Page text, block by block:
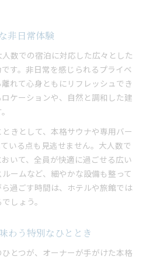
非日常体験
数での宿泊に対応した広々とした
す。非日常を感じられるプライベ
れて心身ともにリフレッシュでき
ケーションや、自然と調和した建
きとして、本格サウナや専用バー
いる点も見逃せません。大人数で
いて、全員が快適に過ごせる広い
ームなど、細やかな設備も整って
過ごす時間は、ホテルや旅館では
しょう。
わう特別なひととき
とつが、オーナーが手がけた本格